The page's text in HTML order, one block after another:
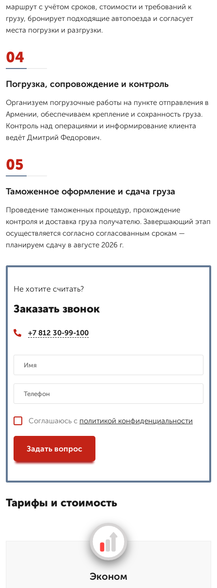
маршрут с учётом сроков, стоимости и требований к
грузу, бронирует подходящие автопоезда и согласует
места погрузки и разгрузки.
04
Погрузка, сопровождение и контроль
Организуем погрузочные работы на пункте отправления в
Армении, обеспечиваем крепление и сохранность груза.
Контроль над операциями и информирование клиента
ведёт Дмитpий Федорович.
05
Таможенное оформление и сдача груза
Проведение таможенных процедур, прохождение
контроля и доставка груза получателю. Завершающий этап
осуществляется согласно согласованным срокам —
планируем сдачу в августе 2026 г.
Не хотите считать?
Заказать звонок
+7 812 30-99-100
Соглашаюсь с политикой конфиденциальности
Задать вопрос
Тарифы и стоимость
Эконом